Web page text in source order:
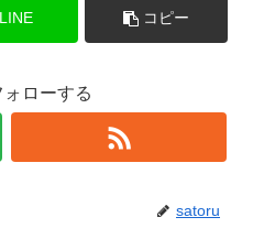
LINE コピー
ローする
satoru